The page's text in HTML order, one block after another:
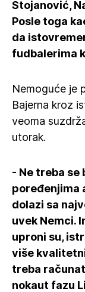
Stojanović,
Posle toga
da
fudbalerima
Nemoguće je
Bajerna kroz
veoma
utorak.
- Ne treba se
poređenjima
dolazi sa
uvek Nemci.
uproni su,
više
treba
nokaut fazu